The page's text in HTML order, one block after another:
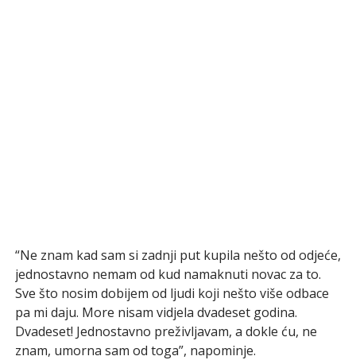
“Ne znam kad sam si zadnji put kupila nešto od odjeće,
jednostavno nemam od kud namaknuti novac za to.
Sve što nosim dobijem od ljudi koji nešto više odbace
pa mi daju. More nisam vidjela dvadeset godina.
Dvadeset! Jednostavno preživljavam, a dokle ću, ne
znam, umorna sam od toga”, napominje.